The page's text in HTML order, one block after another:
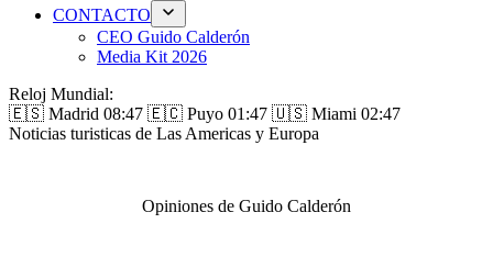
CONTACTO
CEO Guido Calderón
Media Kit 2026
Reloj Mundial:
🇪🇸 Madrid 08:47 🇪🇨 Puyo 01:47 🇺🇸 Miami 02:47
Noticias turisticas de Las Americas y Europa
Opiniones de Guido Calderón